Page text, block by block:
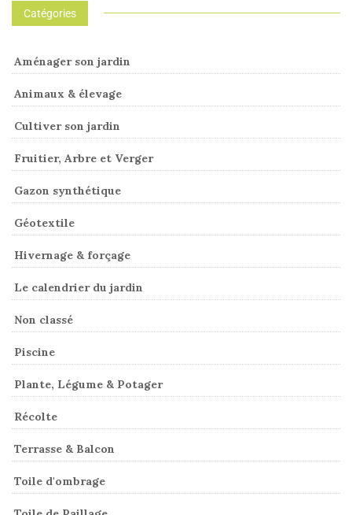
Catégories
Aménager son jardin
Animaux & élevage
Cultiver son jardin
Fruitier, Arbre et Verger
Gazon synthétique
Géotextile
Hivernage & forçage
Le calendrier du jardin
Non classé
Piscine
Plante, Légume & Potager
Récolte
Terrasse & Balcon
Toile d'ombrage